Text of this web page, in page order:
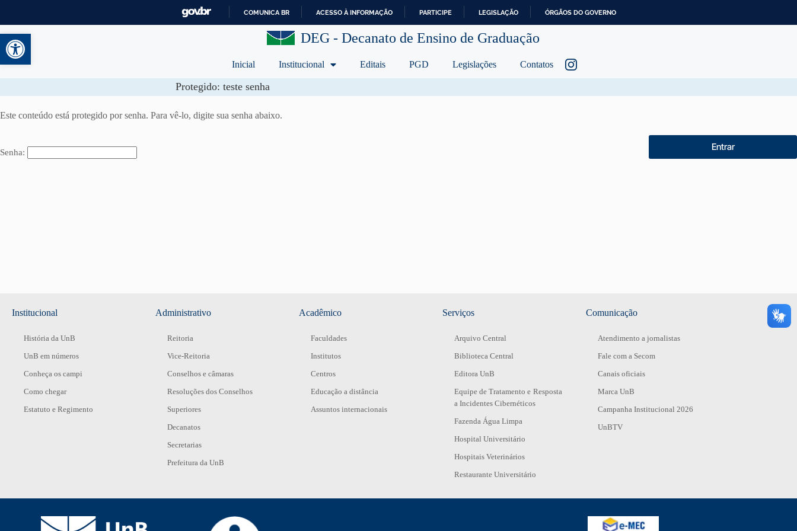
Abrir a barra de ferramentas
R
COMUNICA BR ACESSO À INFORMAÇÃO PARTICIPE LEGISLAÇÃO ÓRGÃOS DO GOVERNO
DEG - Decanato de Ensino de Graduação
Inicial Institucional Editais PGD Legislações Contatos
Protegido: teste senha
Este conteúdo está protegido por senha. Para vê-lo, digite sua senha abaixo.
Senha:
Institucional
História da UnB
UnB em números
Conheça os campi
Como chegar
Estatuto e Regimento
Administrativo
Reitoria
Vice-Reitoria
Conselhos e câmaras
Resoluções dos Conselhos
Superiores
Decanatos
Secretarias
Prefeitura da UnB
Acadêmico
Faculdades
Institutos
Centros
Educação a distância
Assuntos internacionais
Serviços
Arquivo Central
Biblioteca Central
Editora UnB
Equipe de Tratamento e Resposta
a Incidentes Cibernéticos
Fazenda Água Limpa
Hospital Universitário
Hospitais Veterinários
Restaurante Universitário
Comunicação
Atendimento a jornalistas
Fale com a Secom
Canais oficiais
Marca UnB
Campanha Institucional 2026
UnBTV